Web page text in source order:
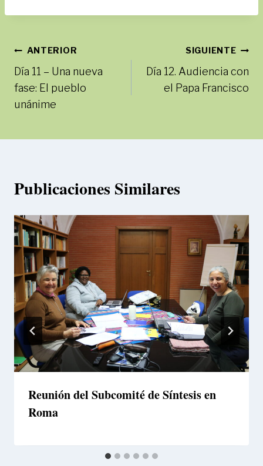
Navegación
de
entradas
ANTERIOR
Día 11 – Una nueva
fase: El pueblo
unánime
SIGUIENTE
Día 12. Audiencia con
el Papa Francisco
Publicaciones Similares
Reunión del Subcomité de Síntesis en
Roma